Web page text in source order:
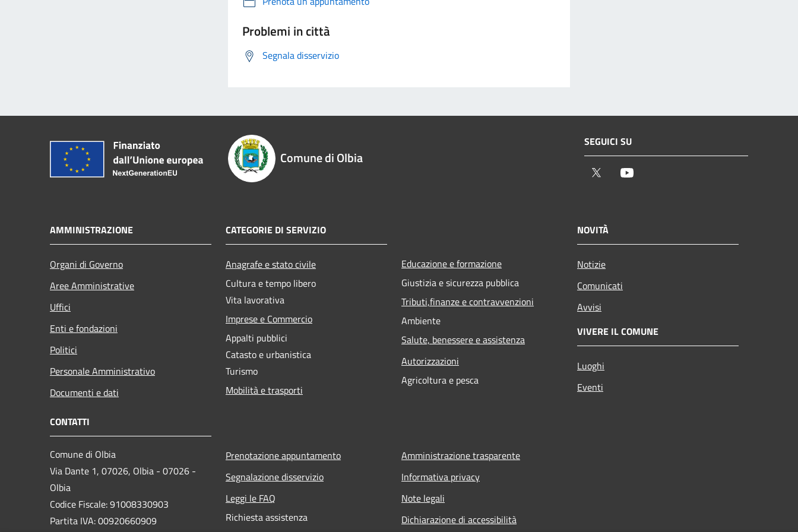
Problemi in città
Segnala disservizio
Comune di Olbia
SEGUICI SU
Twitter
AMMINISTRAZIONE
Organi di Governo
Aree Amministrative
Uffici
Enti e fondazioni
Politici
Personale Amministrativo
Documenti e dati
CATEGORIE DI SERVIZIO
Anagrafe e stato civile
Cultura e tempo libero
Vita lavorativa
Imprese e Commercio
Appalti pubblici
Catasto e urbanistica
Turismo
Mobilità e trasporti
Educazione e formazione
Giustizia e sicurezza pubblica
Tributi,finanze e contravvenzioni
Ambiente
Salute, benessere e assistenza
Autorizzazioni
Agricoltura e pesca
NOVITÀ
Notizie
Comunicati
Avvisi
VIVERE IL COMUNE
Luoghi
Eventi
CONTATTI
Comune di Olbia
Via Dante 1, 07026, Olbia - 07026 -
Olbia
Codice Fiscale: 91008330903
Partita IVA: 00920660909
Prenotazione appuntamento
Segnalazione disservizio
Leggi le FAQ
Richiesta assistenza
Amministrazione trasparente
Informativa privacy
Note legali
Dichiarazione di accessibilità